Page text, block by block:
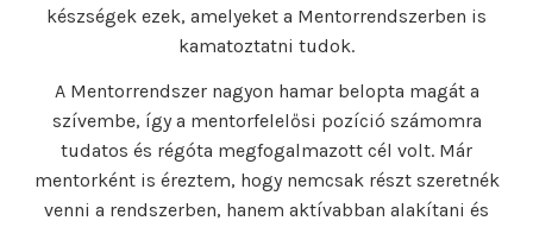
készségek ezek, amelyeket a Mentorrendszerben is
kamatoztatni tudok.
A Mentorrendszer nagyon hamar belopta magát a
szívembe, így a mentorfelelősi pozíció számomra
tudatos és régóta megfogalmazott cél volt. Már
mentorként is éreztem, hogy nemcsak részt szeretnék
venni a rendszerben, hanem aktívabban alakítani és